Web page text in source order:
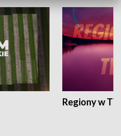
Regiony w